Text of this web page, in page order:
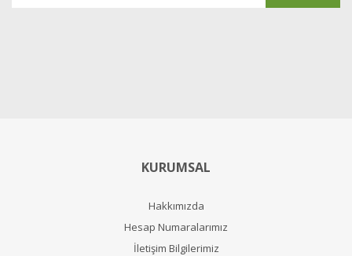
KURUMSAL
Hakkımızda
Hesap Numaralarımız
İletişim Bilgilerimiz